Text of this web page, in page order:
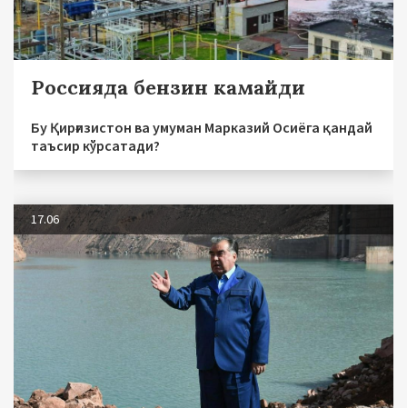
Россияда бензин камайди
Бу Қирғизистон ва умуман Марказий Осиёга қандай
таъсир кўрсатади?
17.06